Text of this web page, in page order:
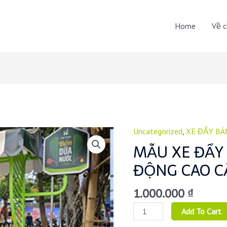
Home Về
Uncategorized,XE ĐẨY
MẪU XE
ĐỘNG CAO
1.000.000 ₫
MẪU
XE
Add To Cart